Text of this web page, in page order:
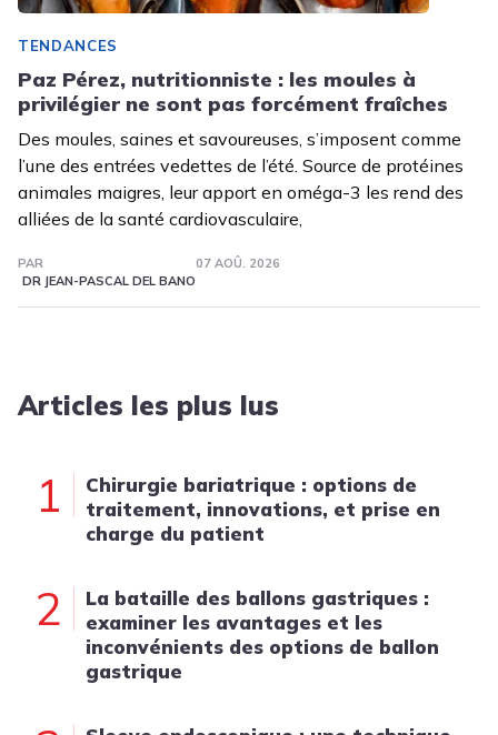
TENDANCES
Paz Pérez, nutritionniste : les moules à
privilégier ne sont pas forcément fraîches
Des moules, saines et savoureuses, s’imposent comme
l’une des entrées vedettes de l’été. Source de protéines
animales maigres, leur apport en oméga-3 les rend des
alliées de la santé cardiovasculaire,
PAR
DR JEAN-PASCAL DEL BANO
07 AOÛ. 2026
Articles les plus lus
1
Chirurgie bariatrique : options de
traitement, innovations, et prise en
charge du patient
2
La bataille des ballons gastriques :
examiner les avantages et les
inconvénients des options de ballon
gastrique